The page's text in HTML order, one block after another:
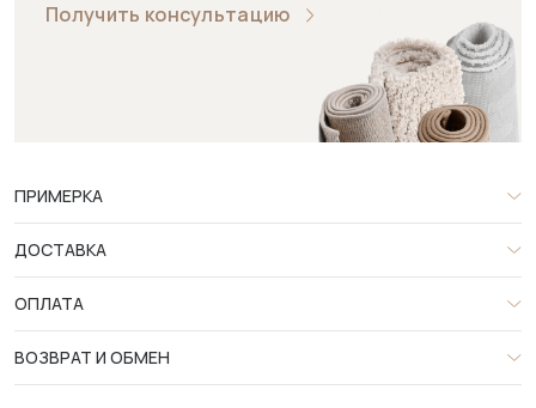
Получить консультацию
ПРИМЕРКА
ДОСТАВКА
ОПЛАТА
ВОЗВРАТ И ОБМЕН